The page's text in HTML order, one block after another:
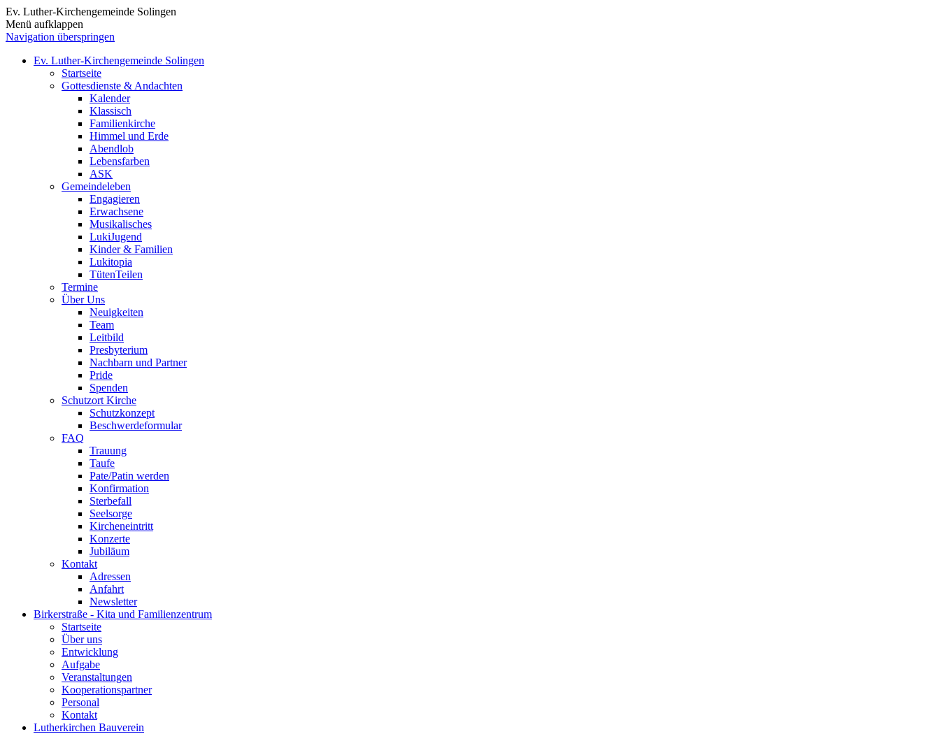
Ev. Luther-Kirchengemeinde Solingen
Menü aufklappen
Navigation überspringen
Ev. Luther-Kirchengemeinde Solingen
Startseite
Gottesdienste & Andachten
Kalender
Klassisch
Familienkirche
Himmel und Erde
Abendlob
Lebensfarben
ASK
Gemeindeleben
Engagieren
Erwachsene
Musikalisches
LukiJugend
Kinder & Familien
Lukitopia
TütenTeilen
Termine
Über Uns
Neuigkeiten
Team
Leitbild
Presbyterium
Nachbarn und Partner
Pride
Spenden
Schutzort Kirche
Schutzkonzept
Beschwerdeformular
FAQ
Trauung
Taufe
Pate/Patin werden
Konfirmation
Sterbefall
Seelsorge
Kircheneintritt
Konzerte
Jubiläum
Kontakt
Adressen
Anfahrt
Newsletter
Birkerstraße - Kita und Familienzentrum
Startseite
Über uns
Entwicklung
Aufgabe
Veranstaltungen
Kooperationspartner
Personal
Kontakt
Lutherkirchen Bauverein